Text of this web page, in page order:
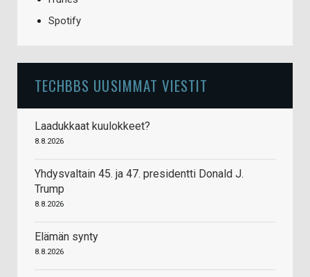
Spotify
TECHBBS UUSIMMAT VIESTIT
Laadukkaat kuulokkeet?
8.8.2026
Yhdysvaltain 45. ja 47. presidentti Donald J.
Trump
8.8.2026
Elämän synty
8.8.2026